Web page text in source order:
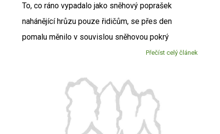
To, co ráno vypadalo jako sněhový poprašek
nahánějící hrůzu pouze řidičům, se přes den
pomalu měnilo v souvislou sněhovou pokrý
Přečíst celý článek